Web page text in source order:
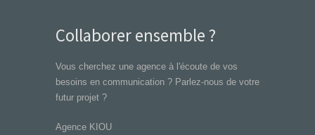
Collaborer ensemble ?
Vous cherchez une agence à l'écoute de vos
besoins en communication ? Parlez-nous de votre
futur projet ?
Agence KIOU